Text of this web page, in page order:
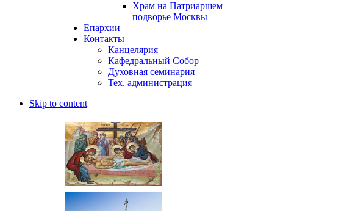
Храм на Патриаршем
подворье Москвы
Епархии
Контакты
Канцелярия
Кафедральный Собор
Духовная семинария
Тех. администрация
Skip to content